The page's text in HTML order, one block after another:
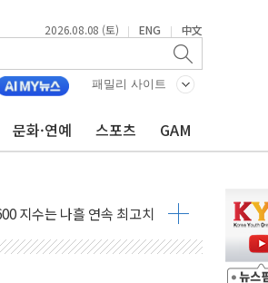
2026.08.08 (토) | ENG | 中文
패밀리 사이트
문화·연예 스포츠 GAM
지력 강화